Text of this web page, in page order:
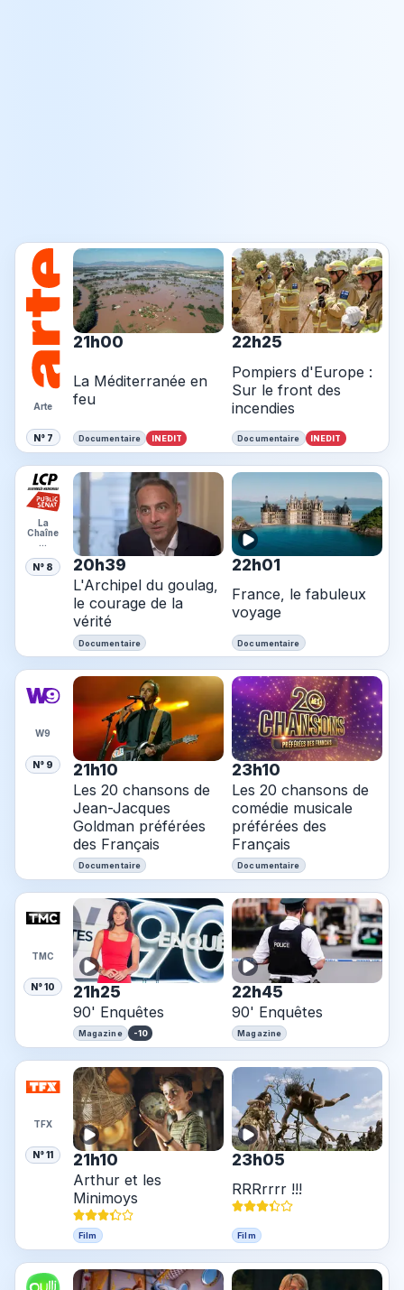
Arte
N° 7
21h00
La Méditerranée en
feu
Documentaire INEDIT
22h25
Pompiers d'Europe :
Sur le front des
incendies
Documentaire INEDIT
La
Chaîne
…
N° 8 20h39
L'Archipel du goulag,
le courage de la
vérité
Documentaire
22h01
France, le fabuleux
voyage
Documentaire
W9
N° 9 21h10
Les 20 chansons de
Jean-Jacques
Goldman préférées
des Français
Documentaire
23h10
Les 20 chansons de
comédie musicale
préférées des
Français
Documentaire
TMC
N° 10 21h25
90' Enquêtes
Magazine -10
22h45
90' Enquêtes
Magazine
TFX
N° 11 21h10
Arthur et les
Minimoys
Film
23h05
RRRrrrr !!!
Film